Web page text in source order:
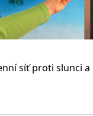
síť proti slunci a